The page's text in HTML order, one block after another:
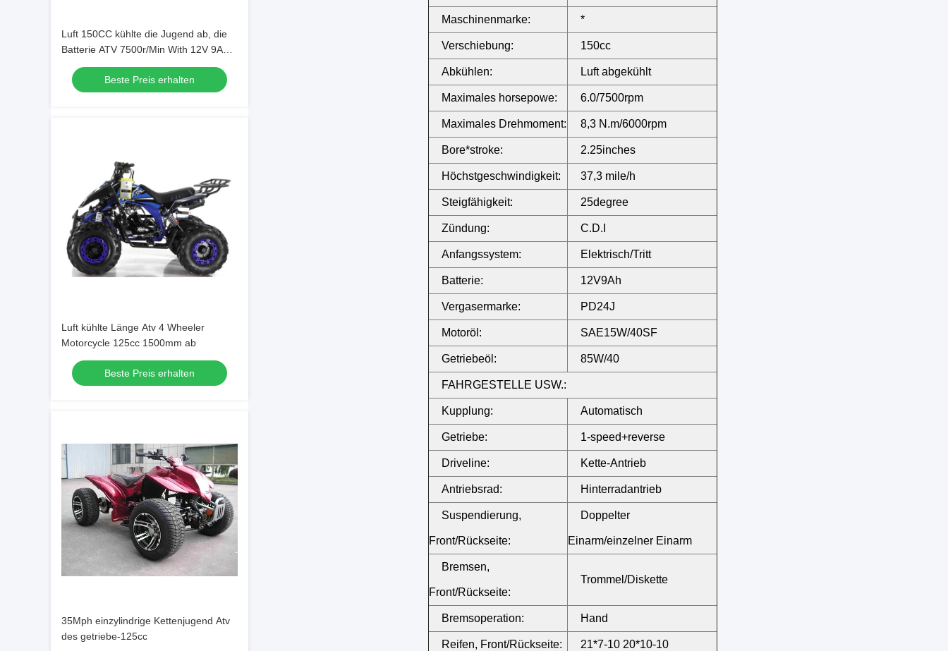
Luft 150CC kühlte die Jugend ab, die
Batterie ATV 7500r/Min With 12V 9AH
Beste Preis erhalten
Luft kühlte Länge Atv 4 Wheeler
Motorcycle 125cc 1500mm ab
Beste Preis erhalten
35Mph einzylindrige Kettenjugend Atv
des getriebe-125cc
Maschinenmarke: *
Verschiebung: 150cc
Abkühlen: Luft abgekühlt
Maximales horsepowe: 6.0/7500rpm
Maximales Drehmoment: 8,3 N.m/6000rpm
Bore*stroke: 2.25inches
Höchstgeschwindigkeit: 37,3 mile/h
Steigfähigkeit: 25degree
Zündung: C.D.I
Anfangssystem: Elektrisch/Tritt
Batterie: 12V9Ah
Vergasermarke: PD24J
Motoröl: SAE15W/40SF
Getriebeöl: 85W/40
FAHRGESTELLE USW.:
Kupplung: Automatisch
Getriebe: 1-speed+reverse
Driveline: Kette-Antrieb
Antriebsrad: Hinterradantrieb
Suspendierung,
Front/Rückseite:
Doppelter
Einarm/einzelner Einarm
Bremsen,
Front/Rückseite:
Trommel/Diskette
Bremsoperation: Hand
Reifen, Front/Rückseite: 21*7-10 20*10-10